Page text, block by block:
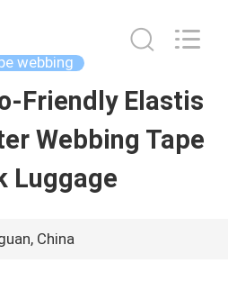
webbing
Friendly Elastis
Webbing Tape
Luggage
China